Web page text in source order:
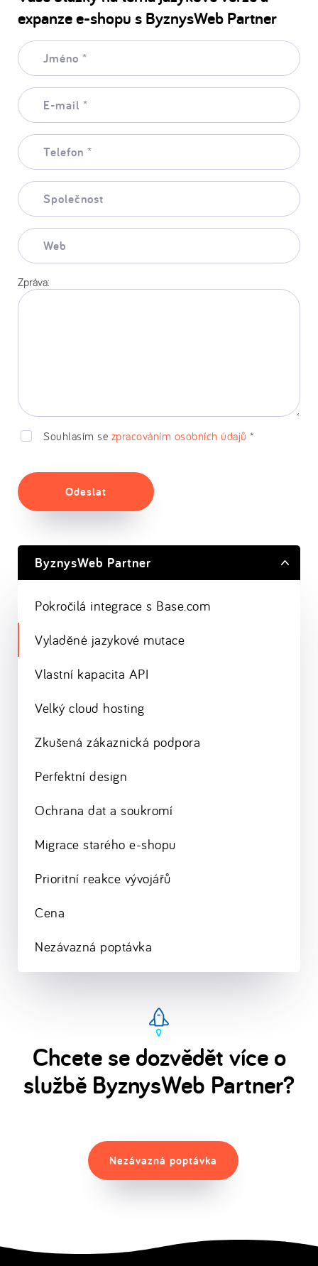
expanze e-shopu s ByznysWeb Partner
Jméno:
*
E-
mail:
Telefon:
*
Společnost:
Web:
Zpráva:
Souhlasím se zpracováním osobních údajů *
Odeslat
ByznysWeb Partner
Pokročilá integrace s Base.com
Vyladěné jazykové mutace
Vlastní kapacita API
Velký cloud hosting
Zkušená zákaznická podpora
Perfektní design
Ochrana dat a soukromí
Migrace starého e-shopu
Prioritní reakce vývojářů
Cena
Nezávazná poptávka
Chcete se dozvědět více o
službě ByznysWeb Partner?
Nezávazná poptávka